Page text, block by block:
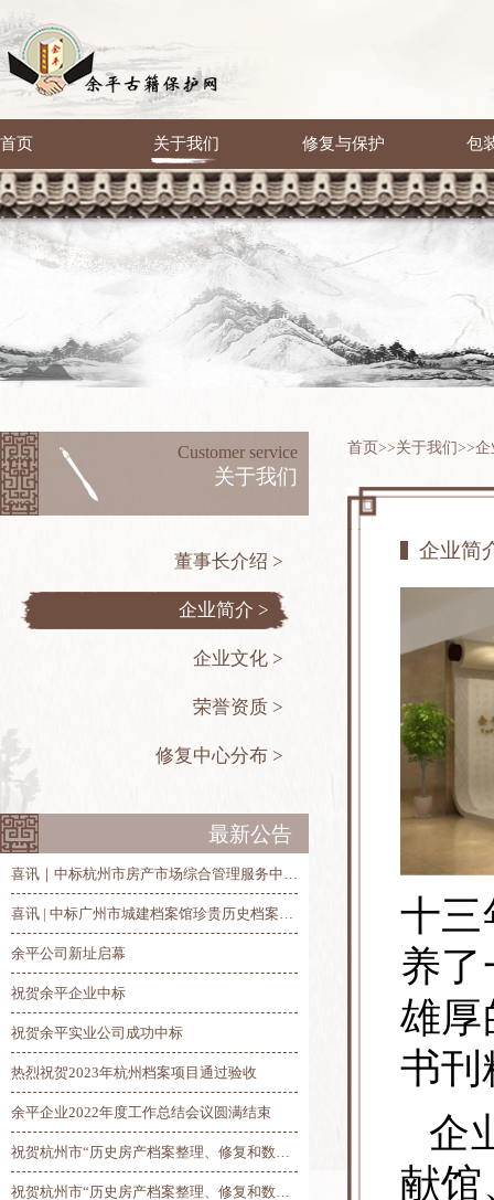
首页 关于我们 修复与保护 包
Customer service
关于我们
董事长介绍 >
企业简介 >
企业文化 >
荣誉资质 >
修复中心分布 >
最新公告
余平公司新址启幕
祝贺余平企业中标
祝贺余平实业公司成功中标
热烈祝贺2023年杭州档案项目通过验收
余平企业2022年度工作总结会议圆满结束
首页>>关于我们>>企
企业简
十三
养
雄厚
书刊
企
献